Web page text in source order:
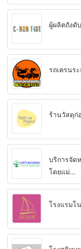
ผู้ผลิตถังดั
รถเครนร
ร้านวัสดุก่
บริการจัด
โดยแม่...
โรงแรมโ